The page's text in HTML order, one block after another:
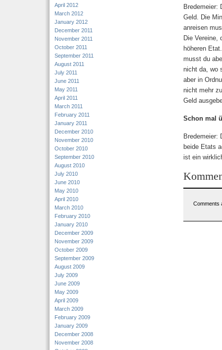
April 2012
March 2012
January 2012
December 2011
November 2011
October 2011
September 2011
August 2011
July 2011
June 2011
May 2011
April 2011
March 2011
February 2011
January 2011
December 2010
November 2010
October 2010
September 2010
August 2010
July 2010
June 2010
May 2010
April 2010
March 2010
February 2010
January 2010
December 2009
November 2009
October 2009
September 2009
August 2009
July 2009
June 2009
May 2009
April 2009
March 2009
February 2009
January 2009
December 2008
November 2008
Bredemeier:
Geld. Die
anreisen
Die Vereine,
höheren
musst du
nicht da, wo
aber in
nicht mehr
Geld
Schon mal
Bredemeier:
beide Etats
ist ein
Comments